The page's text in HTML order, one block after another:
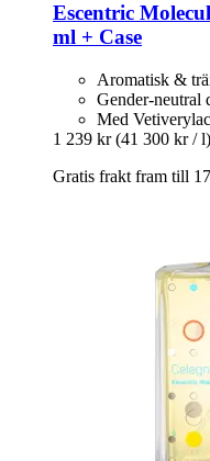
Escentric
ml + Case
Aromatisk &
Gender-neutral
Med
1 239 kr (41 300 kr / l)
Gratis frakt fram till